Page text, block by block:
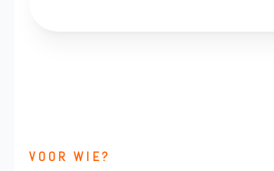
VOOR WIE?